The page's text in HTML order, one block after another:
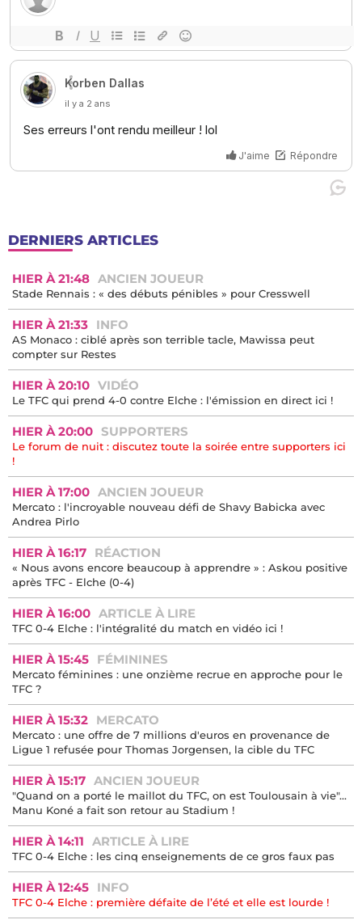
DERNIERS ARTICLES
HIER À 21:48 ANCIEN JOUEUR
Stade Rennais : « des débuts pénibles » pour Cresswell
HIER À 21:33 INFO
AS Monaco : ciblé après son terrible tacle, Mawissa peut
compter sur Restes
HIER À 20:10 VIDÉO
Le TFC qui prend 4-0 contre Elche : l'émission en direct ici !
HIER À 20:00 SUPPORTERS
Le forum de nuit : discutez toute la soirée entre supporters ici
!
HIER À 17:00 ANCIEN JOUEUR
Mercato : l'incroyable nouveau défi de Shavy Babicka avec
Andrea Pirlo
HIER À 16:17 RÉACTION
« Nous avons encore beaucoup à apprendre » : Askou positive
après TFC - Elche (0-4)
HIER À 16:00 ARTICLE À LIRE
TFC 0-4 Elche : l'intégralité du match en vidéo ici !
HIER À 15:45 FÉMININES
Mercato féminines : une onzième recrue en approche pour le
TFC ?
HIER À 15:32 MERCATO
Mercato : une offre de 7 millions d'euros en provenance de
Ligue 1 refusée pour Thomas Jorgensen, la cible du TFC
HIER À 15:17 ANCIEN JOUEUR
"Quand on a porté le maillot du TFC, on est Toulousain à vie"...
Manu Koné a fait son retour au Stadium !
HIER À 14:11 ARTICLE À LIRE
TFC 0-4 Elche : les cinq enseignements de ce gros faux pas
HIER À 12:45 INFO
TFC 0-4 Elche : première défaite de l’été et elle est lourde !